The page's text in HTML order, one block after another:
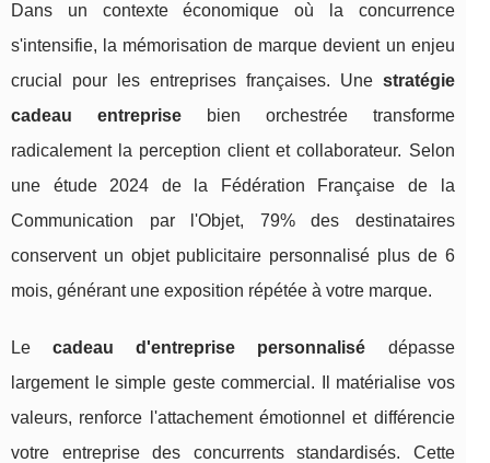
Dans un contexte économique où la concurrence
s'intensifie, la mémorisation de marque devient un enjeu
crucial pour les entreprises françaises. Une stratégie
cadeau entreprisebien orchestrée transforme
radicalement la perception client et collaborateur. Selon
une étude 2024 de la Fédération Française de la
Communication par l'Objet, 79% des destinataires
conservent un objet publicitaire personnalisé plus de 6
mois, générant une exposition répétée à votre marque.
Lecadeau d'entreprise personnalisé dépasse
largement le simple geste commercial. Il matérialise vos
valeurs, renforce l'attachement émotionnel et différencie
votre entreprise des concurrents standardisés. Cette